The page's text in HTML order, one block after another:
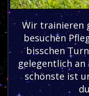
Wir trainieren
besuchen
bisschen
gelegentlich
schönste ist